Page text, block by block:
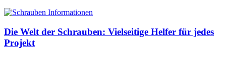
Die Welt der Schrauben: Vielseitige Helfer für jedes
Projekt